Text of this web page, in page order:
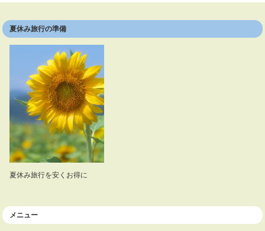
夏休み旅行の準備
夏休み旅行を安くお得に
メニュー